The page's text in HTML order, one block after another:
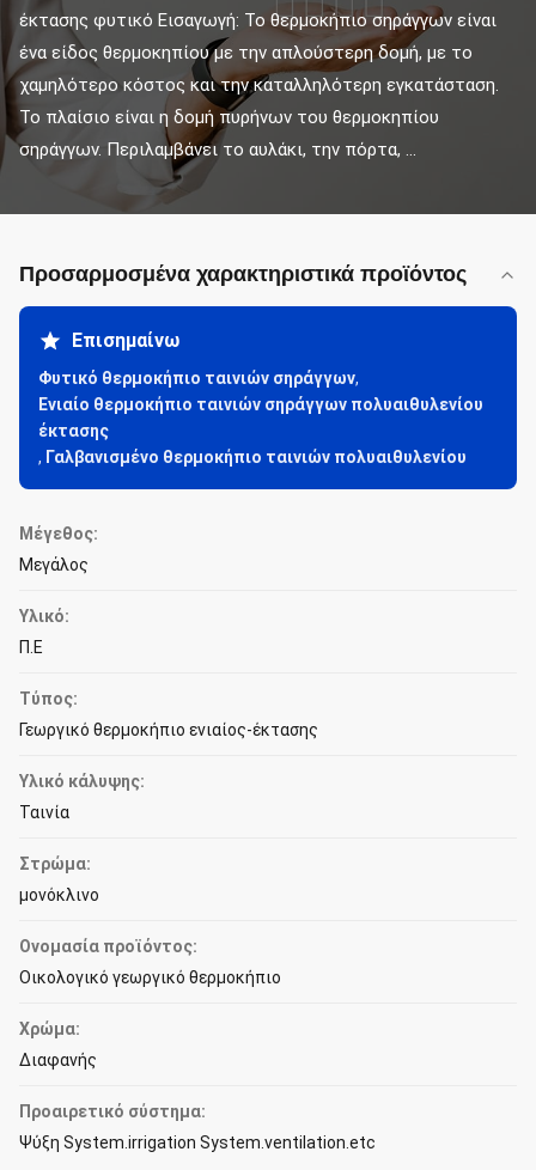
έκτασης φυτικό Εισαγωγή: Το θερμοκήπιο σηράγγων είναι
ένα είδος θερμοκηπίου με την απλούστερη δομή, με το
χαμηλότερο κόστος και την καταλληλότερη εγκατάσταση.
Το πλαίσιο είναι η δομή πυρήνων του θερμοκηπίου
σηράγγων. Περιλαμβάνει το αυλάκι, την πόρτα, ...
Προσαρμοσμένα χαρακτηριστικά προϊόντος
Επισημαίνω
Φυτικό θερμοκήπιο ταινιών σηράγγων,
Ενιαίο θερμοκήπιο ταινιών σηράγγων πολυαιθυλενίου
έκτασης
, Γαλβανισμένο θερμοκήπιο ταινιών πολυαιθυλενίου
Μέγεθος:
Μεγάλος
Υλικό:
Π.Ε
Τύπος:
Γεωργικό θερμοκήπιο ενιαίος-έκτασης
Υλικό κάλυψης:
Ταινία
Στρώμα:
μονόκλινο
Ονομασία προϊόντος:
Οικολογικό γεωργικό θερμοκήπιο
Χρώμα:
Διαφανής
Προαιρετικό σύστημα:
Ψύξη System.irrigation System.ventilation.etc